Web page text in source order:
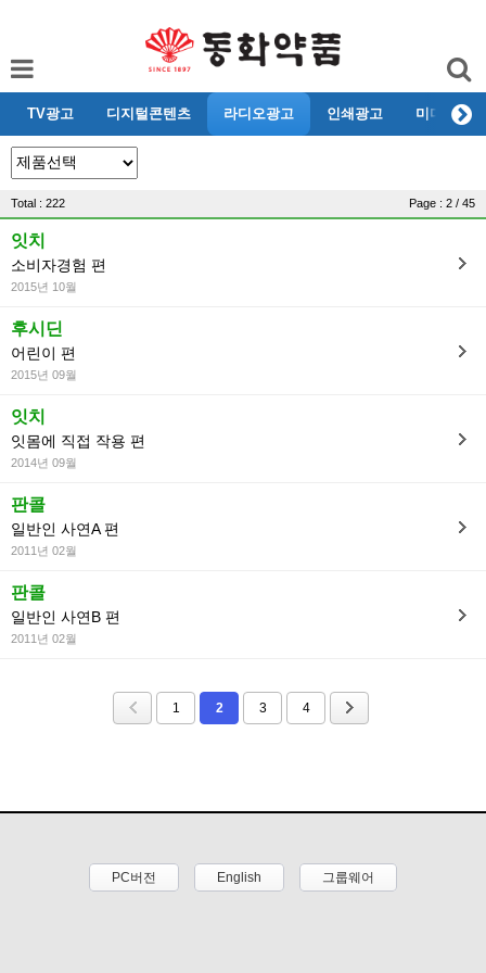
TV광고 디지털콘텐츠 라디오광고 인쇄광고 미디어리뷰
Total : 222 Page : 2 / 45
잇치
소비자경험 편
2015년 10월
후시딘
어린이 편
2015년 09월
잇치
잇몸에 직접 작용 편
2014년 09월
판콜
일반인 사연A 편
2011년 02월
판콜
일반인 사연B 편
2011년 02월
1 2 3 4
PC버전 English 그룹웨어